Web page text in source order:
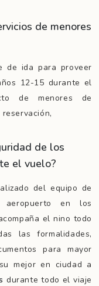
de menores
de ida para proveer
12-15 durante el
de menores de
de los
el vuelo?
del equipo de
en los
el nino todo
las formalidades,
para mayor
mejor en ciudad a
durante todo el viaje